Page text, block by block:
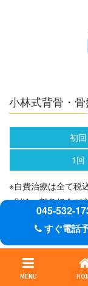
小林式背骨・
初回
1回
※自費治療は全て税
※別途一部負担金が
※施術時間の目安は
鍼灸実費
045-532-
すぐ電話
Home
MENU